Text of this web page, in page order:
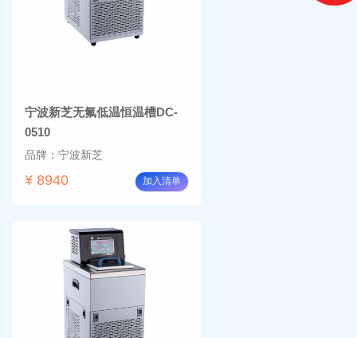
宁波新芝无氟低温恒温槽DC-
0510
品牌：宁波新芝
¥ 8940 加入清单